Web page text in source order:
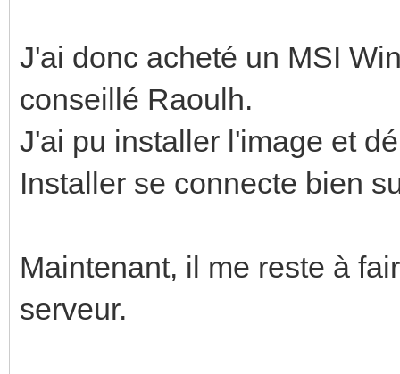
J'ai donc acheté un MSI
conseillé Raoulh.
J'ai pu installer l'image et
Installer se connecte bien
Maintenant, il me reste à
serveur.